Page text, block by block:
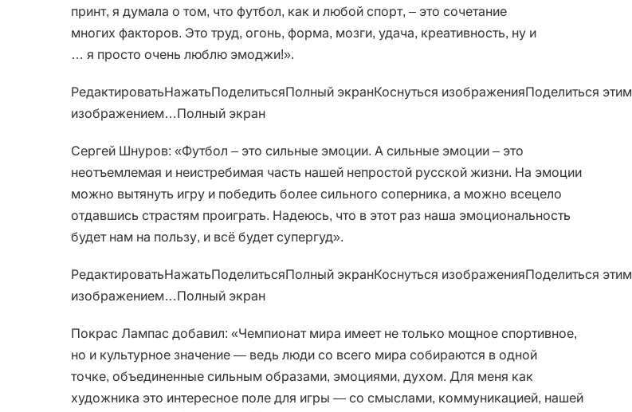
принт, я думала о том, что футбол, как и любой спорт, – это сочетание
многих факторов. Это труд, огонь, форма, мозги, удача, креативность, ну и
… я просто очень люблю эмоджи!».
РедактироватьНажатьПоделитьсяПолный экранКоснуться изображенияПоделиться этим
изображением…Полный экран
Сергей Шнуров: «Футбол – это сильные эмоции. А сильные эмоции – это
неотъемлемая и неистребимая часть нашей непростой русской жизни. На эмоции
можно вытянуть игру и победить более сильного соперника, а можно всецело
отдавшись страстям проиграть. Надеюсь, что в этот раз наша эмоциональность
будет нам на пользу, и всё будет супергуд».
РедактироватьНажатьПоделитьсяПолный экранКоснуться изображенияПоделиться этим
изображением…Полный экран
Покрас Лампас добавил: «Чемпионат мира имеет не только мощное спортивное,
но и культурное значение — ведь люди со всего мира собираются в одной
точке, объединенные сильным образами, эмоциями, духом. Для меня как
художника это интересное поле для игры — со смыслами, коммуникацией, нашей